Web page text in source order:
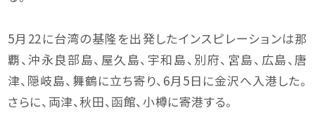
5月22に台湾の基隆を出発したインスピレーションは那
覇、沖永良部島、屋久島、宇和島、別府、宮島、広島、唐
津、隠岐島、舞鶴に立ち寄り、6月5日に金沢へ入港した。
さらに、両津、秋田、函館、小樽に寄港する。